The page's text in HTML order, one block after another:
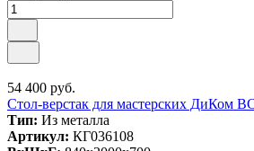
54 400 руб.
Стол-верстак для мастерских ДиКом
Тип: Из металла
Артикул: КГ036108